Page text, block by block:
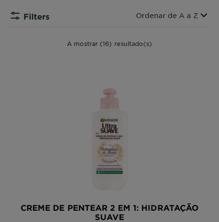
Filters Ordenar por
Ordenar de A a Z
A mostrar (16) resultado(s)
CREME DE PENTEAR 2 EM 1: HIDRATAÇÃO
SUAVE